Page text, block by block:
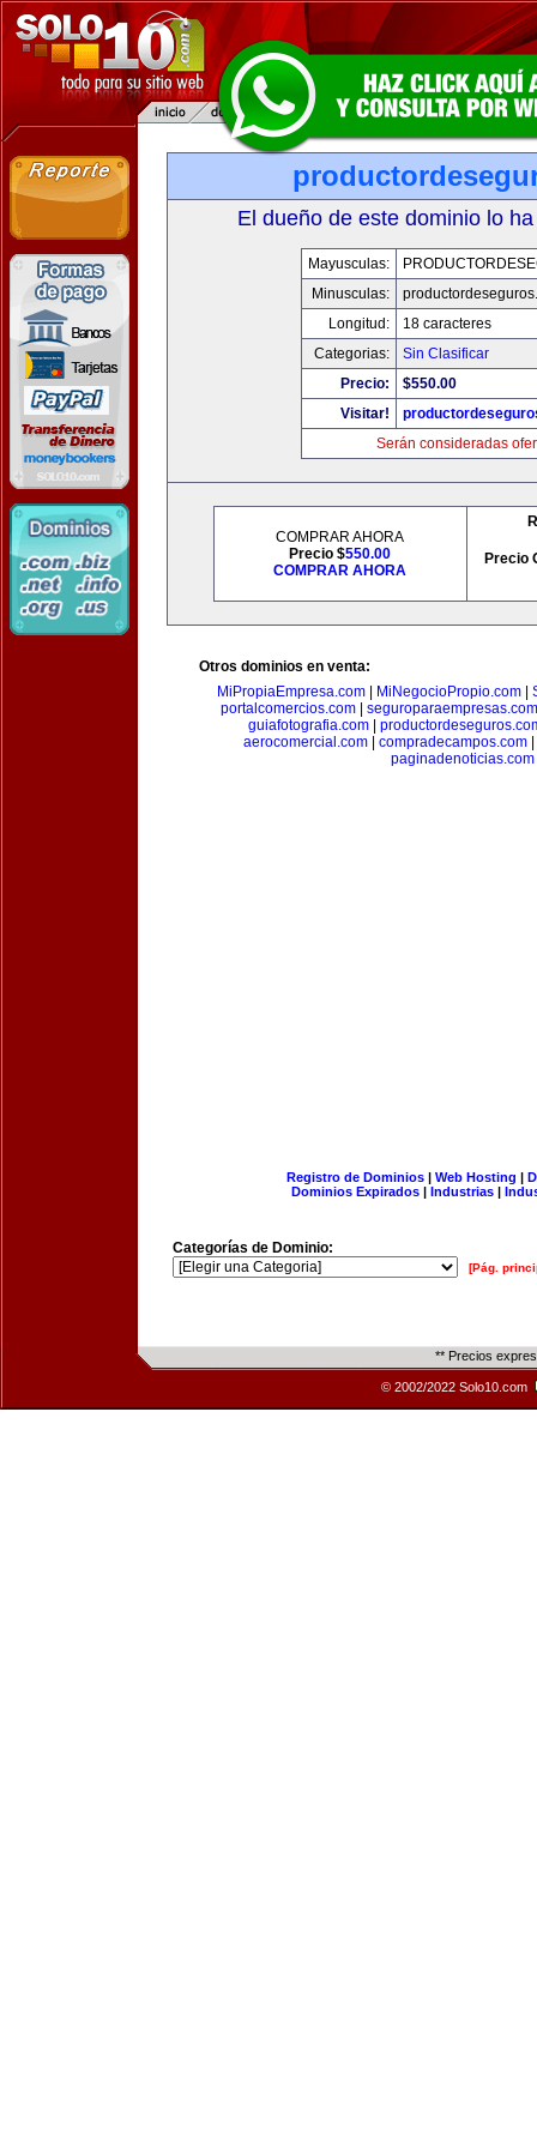
El dueño de este dominio lo
Mayusculas:
Minusculas:
Longitud:
18 caracteres
Categorias:
Sin Clasificar
Precio:
$550.00
Visitar!
Serán consideradas
COMPRAR AHORA
Precio $550.00
COMPRAR AHORA
Precio
Otros dominios en venta:
MiPropiaEmpresa.com
MiNegocioPropio.com
portalcomercios.com| seguroparaempresas.com
guiafotografia.com
aerocomercial.com| compradecampos.com|
paginadenoticias.com
Registro de Dominios| Web Hosting |
Dominios Expirados | Industrias |
Categorías de Dominio:
[Pág.
** Precios
© 2002/2022 Solo10.com